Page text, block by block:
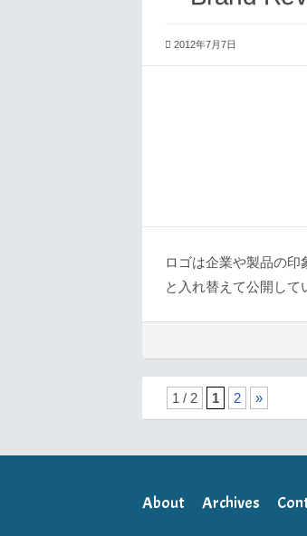
2012年7月7日
ロゴは企業や製品の
と入れ替えて公開して
1 / 2 1 2 »
About Archives